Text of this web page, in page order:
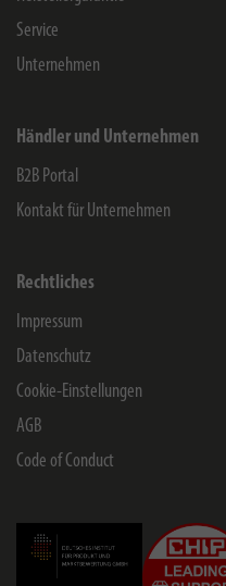
Service
Unternehmen
Händler und Unternehmen
B2B Portal
Kontakt für Unternehmen
Rechtliches
Impressum
Datenschutz
Cookie-Einstellungen
AGB
Code of Conduct